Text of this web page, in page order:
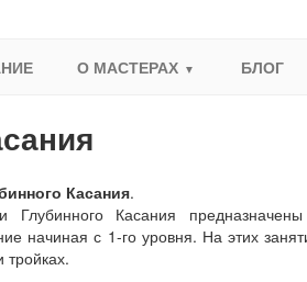
О МАСТЕРАХ БЛОГ
Касания.
Касания
начиная с 1-го уровня. На этих